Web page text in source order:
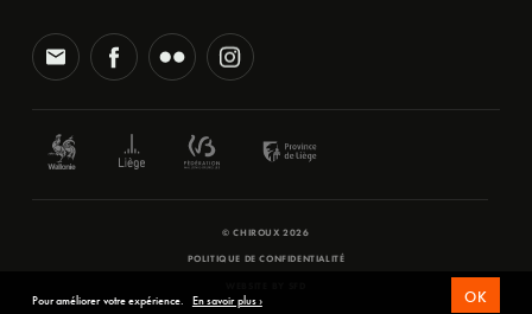
© CHIROUX 2026
POLITIQUE DE CONFIDENTIALITÉ
Pour améliorer votre expérience. En savoir plus › OK